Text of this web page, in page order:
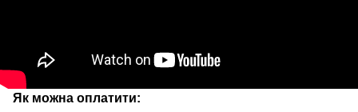
Як можна оплатити: